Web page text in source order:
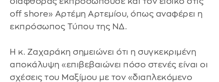
off shore» Αρτέμη Αρτεμίου, όπως αναφέρει η
εκπρόσωπος Τύπου της ΝΔ.
Η κ. Ζαχαράκη σημειώνει ότι η συγκεκριμένη
αποκάλυψη «επιβεβαιώνει πόσο στενές είναι οι
σχέσεις του Μαξίμου με τον «διαπλεκόμενο